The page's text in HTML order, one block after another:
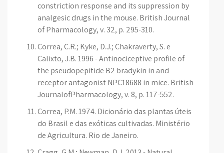
constriction response and its suppression by
analgesic drugs in the mouse. British Journal
of Pharmacology, v. 32, p. 295-310.
Correa, C.R.; Kyke, D.J.; Chakraverty, S. e
Calixto, J.B. 1996 - Antinociceptive profile of
the pseudopepitide B2 bradykin in and
receptor antagonist NPC18688 in mice. British
JournalofPharmacology, v. 8, p. 117-552.
Correa, P.M. 1974. Dicionário das plantas úteis
do Brasil e das exóticas cultivadas. Ministério
de Agricultura. Rio de Janeiro.